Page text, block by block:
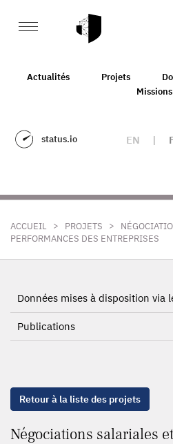
Actualités Projets
Missions
status.io EN |
ACCUEIL > PROJETS >
PERFORMANCES DES ENTREPRISES
Données mises à disposition via
Publications
Retour à la liste des projets
Négociations salariales